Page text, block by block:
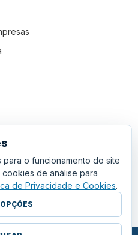
o funcionamento do site
de análise para
de Privacidade e Cookies.